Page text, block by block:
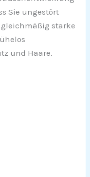
Sie ungestört
starke
und Haare.